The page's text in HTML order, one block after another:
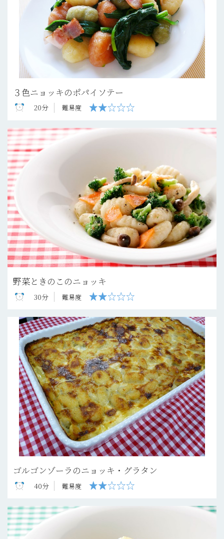
３色ニョッキのポパイソテー
20分 難易度
野菜ときのこのニョッキ
30分 難易度
ゴルゴンゾーラのニョッキ・グラタン
40分 難易度